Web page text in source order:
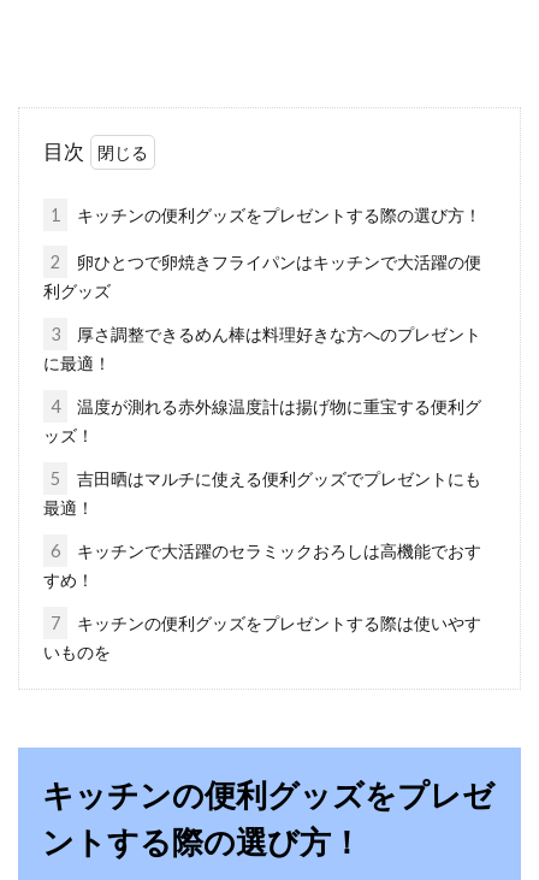
方法をご紹介！
ジメジメとした梅雨時や結露が付く寒い冬の窓
電源元ブレーカーの見方
天井の電球を交換しよう！寝室照明
目次
1 キッチンの便利グッズをプレゼントする際の選び方！
2
卵ひとつで卵焼きフライパンはキッチンで大活躍の便
利グッズ
3
厚さ調整できるめん棒は料理好きな方へのプレゼント
に最適！
4
温度が測れる赤外線温度計は揚げ物に重宝する便利グ
ッズ！
5
吉田晒はマルチに使える便利グッズでプレゼントにも
最適！
6
キッチンで大活躍のセラミックおろしは高機能でおす
すめ！
7
キッチンの便利グッズをプレゼントする際は使いやす
いものを
キッチンの便利グッズをプレゼ
ントする際の選び方！